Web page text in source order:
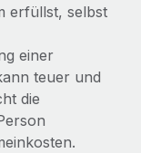
erfüllst, selbst
einer
teuer und
die